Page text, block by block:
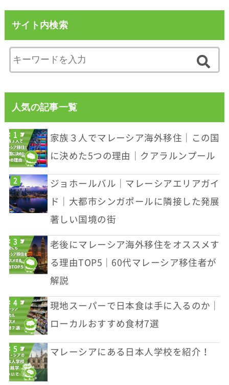
サイト内検索
人気の記事一覧
家族３人でマレーシア海外移住｜この国
に決めた5つの理由｜クアラルンプール
ジョホールバル｜マレーシアエリアガイ
ド｜大都市シンガポールに隣接した発展
著しい国境の街
老後にマレーシア海外移住をオススメす
る理由TOP5｜60代マレーシア移住者が
解説
現地スーパーで日本食は手に入るのか｜
ローカルおすすめ食材7選
マレーシアにある日本人学校を紹介！